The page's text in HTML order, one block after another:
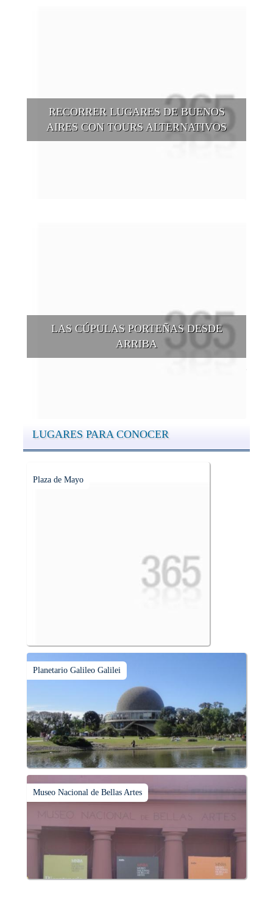
RECORRER LUGARES DE BUENOS
AIRES CON TOURS ALTERNATIVOS
LAS CÚPULAS PORTEÑAS DESDE
ARRIBA
LUGARES PARA CONOCER
Plaza de Mayo
Planetario Galileo Galilei
Museo Nacional de Bellas Artes